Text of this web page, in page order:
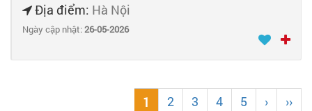
Địa điểm: Hà Nội
Ngày cập nhật:26-05-2026
1 2 3 4 5 › ››